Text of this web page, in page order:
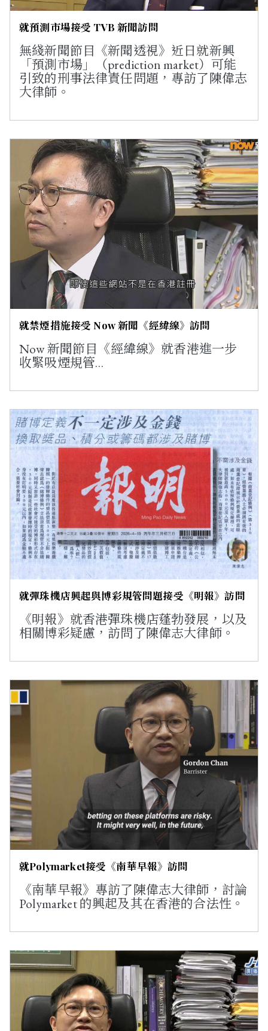
就預測市場接受 TVB 新聞訪問
無綫新聞節目《新聞透視》近日就新興
「預測市場」（prediction market）可能
引致的刑事法律責任問題，專訪了陳偉志
大律師。
就禁煙措施接受 Now 新聞《經緯線》訪問
Now 新聞節目《經緯線》就香港進一步
收緊吸煙規管…
就彈珠機店興起與博彩規管問題接受《明報》訪問
《明報》就香港彈珠機店蓬勃發展，以及
相關博彩疑慮，訪問了陳偉志大律師。
就Polymarket接受《南華早報》訪問
《南華早報》專訪了陳偉志大律師，討論
Polymarket 的興起及其在香港的合法性。